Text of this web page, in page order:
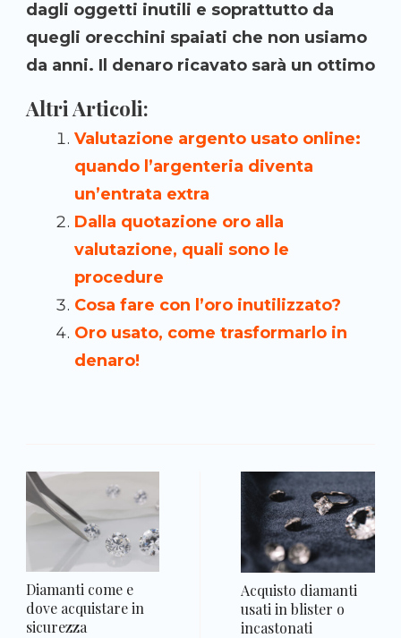
dagli oggetti inutili e soprattutto da
quegli orecchini spaiati che non usiamo
da anni. Il denaro ricavato sarà un ottimo
Altri Articoli:
Valutazione argento usato online:
quando l’argenteria diventa
un’entrata extra
Dalla quotazione oro alla
valutazione, quali sono le
procedure
Cosa fare con l’oro inutilizzato?
Oro usato, come trasformarlo in
denaro!
Diamanti come e
dove acquistare in
sicurezza
Acquisto diamanti
usati in blister o
incastonati